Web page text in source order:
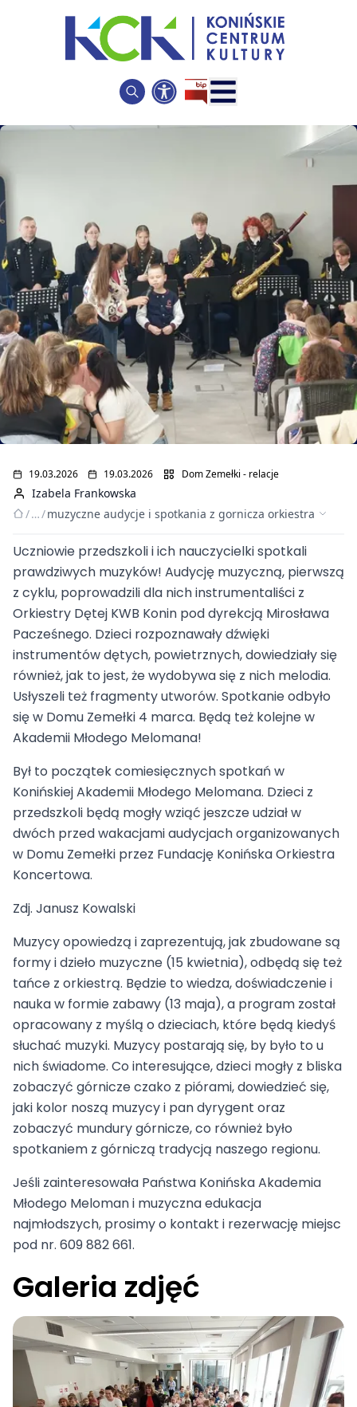
Muzyczne audycje i
spotkania z górniczą
orkiestrą!
19.03.2026 19.03.2026 Dom Zemełki - relacje
Izabela Frankowska
/…/muzyczne audycje i spotkania z gornicza orkiestra
Uczniowie przedszkoli i ich nauczycielki spotkali
prawdziwych muzyków! Audycję muzyczną, pierwszą
z cyklu, poprowadzili dla nich instrumentaliści z
Orkiestry Dętej KWB Konin pod dyrekcją Mirosława
Pacześnego. Dzieci rozpoznawały dźwięki
instrumentów dętych, powietrznych, dowiedziały się
również, jak to jest, że wydobywa się z nich melodia.
Usłyszeli też fragmenty utworów. Spotkanie odbyło
się w Domu Zemełki 4 marca. Będą też kolejne w
Akademii Młodego Melomana!
Był to początek comiesięcznych spotkań w
Konińskiej Akademii Młodego Melomana. Dzieci z
przedszkoli będą mogły wziąć jeszcze udział w
dwóch przed wakacjami audycjach organizowanych
w Domu Zemełki przez Fundację Konińska Orkiestra
Koncertowa.
Zdj. Janusz Kowalski
Muzycy opowiedzą i zaprezentują, jak zbudowane są
formy i dzieło muzyczne (15 kwietnia), odbędą się też
tańce z orkiestrą. Będzie to wiedza, doświadczenie i
nauka w formie zabawy (13 maja), a program został
opracowany z myślą o dzieciach, które będą kiedyś
słuchać muzyki. Muzycy postarają się, by było to u
nich świadome. Co interesujące, dzieci mogły z bliska
zobaczyć górnicze czako z piórami, dowiedzieć się,
jaki kolor noszą muzycy i pan dyrygent oraz
zobaczyć mundury górnicze, co również było
spotkaniem z górniczą tradycją naszego regionu.
Jeśli zainteresowała Państwa Konińska Akademia
Młodego Meloman i muzyczna edukacja
najmłodszych, prosimy o kontakt i rezerwację miejsc
pod nr. 609 882 661.
Galeria zdjęć